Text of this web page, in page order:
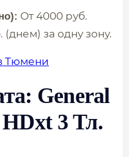
От 4000 руб.
за одну зону.
Тюмени
General
HDxt3 Тл.